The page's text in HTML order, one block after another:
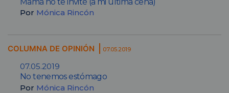
Por Mónica Rincón
COLUMNA DE OPINIÓN 07.05.2019
07.05.2019
No tenemos estómago
Por Mónica Rincón